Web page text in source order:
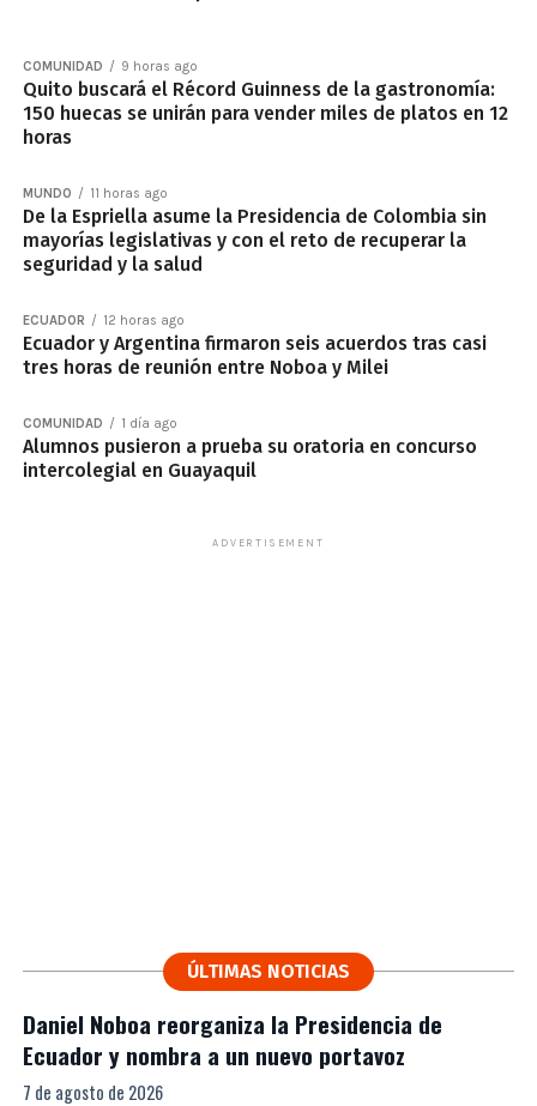
COMUNIDAD 9 horas ago
Quito buscará el Récord Guinness de la gastronomía:
150 huecas se unirán para vender miles de platos en 12
horas
MUNDO 11 horas ago
De la Espriella asume la Presidencia de Colombia sin
mayorías legislativas y con el reto de recuperar la
seguridad y la salud
ECUADOR 12 horas ago
Ecuador y Argentina firmaron seis acuerdos tras casi
tres horas de reunión entre Noboa y Milei
COMUNIDAD 1 día ago
Alumnos pusieron a prueba su oratoria en concurso
intercolegial en Guayaquil
ADVERTISEMENT
ÚLTIMAS NOTICIAS
Daniel Noboa reorganiza la Presidencia de
Ecuador y nombra a un nuevo portavoz
7 de agosto de 2026